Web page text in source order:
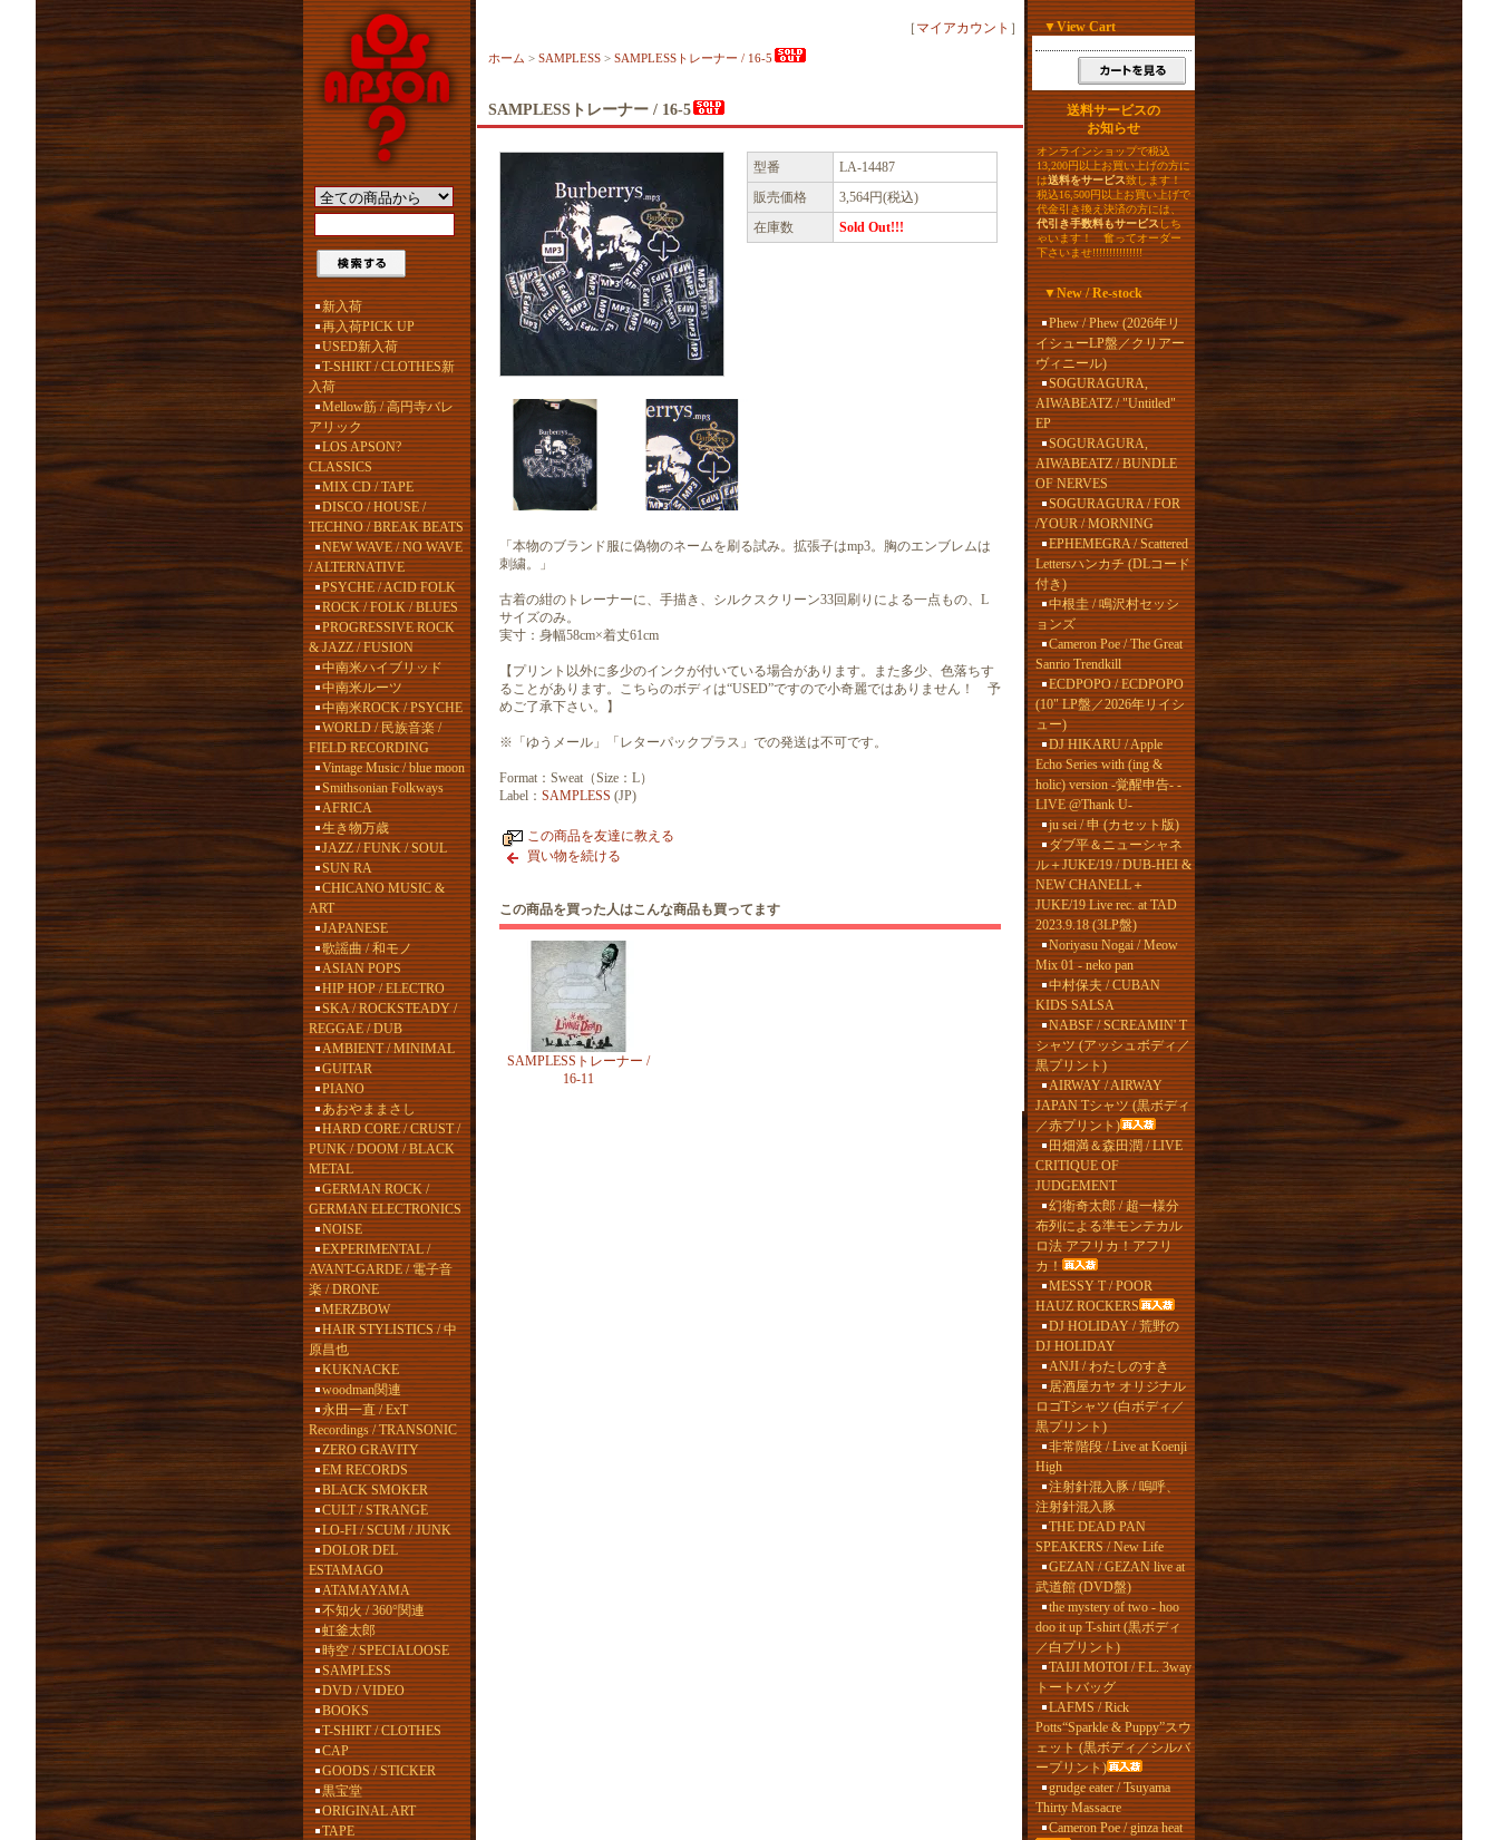
新入荷
再入荷PICK UP
USED新入荷
T-SHIRT / CLOTHES新
入荷
Mellow筋 / 高円寺バレ
アリック
LOS APSON?
CLASSICS
MIX CD / TAPE
DISCO / HOUSE /
TECHNO / BREAK BEATS
NEW WAVE / NO WAVE
/ ALTERNATIVE
PSYCHE / ACID FOLK
ROCK / FOLK / BLUES
PROGRESSIVE ROCK
& JAZZ / FUSION
中南米ハイブリッド
中南米ルーツ
中南米ROCK / PSYCHE
WORLD / 民族音楽 /
FIELD RECORDING
Vintage Music / blue moon
Smithsonian Folkways
AFRICA
生き物万歳
JAZZ / FUNK / SOUL
SUN RA
CHICANO MUSIC &
ART
JAPANESE
歌謡曲 / 和モノ
ASIAN POPS
HIP HOP / ELECTRO
SKA / ROCKSTEADY /
REGGAE / DUB
AMBIENT / MINIMAL
GUITAR
PIANO
あおやままさし
HARD CORE / CRUST /
PUNK / DOOM / BLACK
METAL
GERMAN ROCK /
GERMAN ELECTRONICS
NOISE
EXPERIMENTAL /
AVANT-GARDE / 電子音
楽 / DRONE
MERZBOW
HAIR STYLISTICS / 中
原昌也
KUKNACKE
woodman関連
永田一直 / ExT
Recordings / TRANSONIC
ZERO GRAVITY
EM RECORDS
BLACK SMOKER
CULT / STRANGE
LO-FI / SCUM / JUNK
DOLOR DEL
ESTAMAGO
ATAMAYAMA
不知火 / 360°関連
虹釜太郎
時空 / SPECIALOOSE
SAMPLESS
DVD / VIDEO
BOOKS
T-SHIRT / CLOTHES
CAP
GOODS / STICKER
黒宝堂
ORIGINAL ART
TAPE
［ マイアカウント ］
ホーム > SAMPLESS > SAMPLESSトレーナー / 16-5
SAMPLESSトレーナー / 16-5
型番
LA-14487
販売価格
3,564円(税込)
在庫数
Sold Out!!!
「本物のブランド服に偽物のネームを刷る試み。拡張子はmp3。胸のエンブレムは
刺繍。」
古着の紺のトレーナーに、手描き、シルクスクリーン33回刷りによる一点もの、L
サイズのみ。
実寸：身幅58cm×着丈61cm
【プリント以外に多少のインクが付いている場合があります。また多少、色落ちす
ることがあります。こちらのボディは“USED”ですので小奇麗ではありません！ 予
めご了承下さい。】
※「ゆうメール」「レターパックプラス」での発送は不可です。
Format：Sweat（Size：L）
Label： SAMPLESS (JP)
この商品を友達に教える
買い物を続ける
この商品を買った人はこんな商品も買ってます
SAMPLESSトレーナー /
16-11
▼View Cart
送料サービスの
お知らせ
オンラインショップで税込
13,200円以上お買い上げの方に
は送料をサービス致します！
税込16,500円以上お買い上げで
代金引き換え決済の方には、
代引き手数料もサービスしち
ゃいます！ 奮ってオーダー
下さいませ!!!!!!!!!!!!!!!
▼New / Re-stock
Phew / Phew (2026年リ
イシューLP盤／クリアー
ヴィニール)
SOGURAGURA,
AIWABEATZ / "Untitled"
EP
SOGURAGURA,
AIWABEATZ / BUNDLE
OF NERVES
SOGURAGURA / FOR
/YOUR / MORNING
EPHEMEGRA / Scattered
Lettersハンカチ (DLコード
付き)
中根圭 / 鳴沢村セッシ
ョンズ
Cameron Poe / The Great
Sanrio Trendkill
ECDPOPO / ECDPOPO
(10" LP盤／2026年リイシ
ュー)
DJ HIKARU / Apple
Echo Series with (ing &
holic) version -覚醒申告- -
LIVE @Thank U-
ju sei / 申 (カセット版)
ダブ平＆ニューシャネ
ル＋JUKE/19 / DUB-HEI &
NEW CHANELL＋
JUKE/19 Live rec. at TAD
2023.9.18 (3LP盤)
Noriyasu Nogai / Meow
Mix 01 - neko pan
中村保夫 / CUBAN
KIDS SALSA
NABSF / SCREAMIN' T
シャツ (アッシュボディ／
黒プリント)
AIRWAY / AIRWAY
JAPAN Tシャツ (黒ボディ
／赤プリント)
田畑満＆森田潤 / LIVE
CRITIQUE OF
JUDGEMENT
幻衛奇太郎 / 超一様分
布列による準モンテカル
ロ法 アフリカ！アフリ
カ！
MESSY T / POOR
HAUZ ROCKERS
DJ HOLIDAY / 荒野の
DJ HOLIDAY
ANJI / わたしのすき
居酒屋カヤ オリジナル
ロゴTシャツ (白ボディ／
黒プリント)
非常階段 / Live at Koenji
High
注射針混入豚 / 嗚呼、
注射針混入豚
THE DEAD PAN
SPEAKERS / New Life
GEZAN / GEZAN live at
武道館 (DVD盤)
the mystery of two - hoo
doo it up T-shirt (黒ボディ
／白プリント)
TAIJI MOTOI / F.L. 3way
トートバッグ
LAFMS / Rick
Potts“Sparkle & Puppy”スウ
ェット (黒ボディ／シルバ
ープリント)
grudge eater / Tsuyama
Thirty Massacre
Cameron Poe / ginza heat